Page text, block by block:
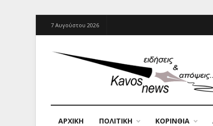
7 Αυγούστου 2026
ΑΡΧΙΚΉ ΠΟΛΙΤΙΚΗ ΚΟΡΙΝΘΙΑ